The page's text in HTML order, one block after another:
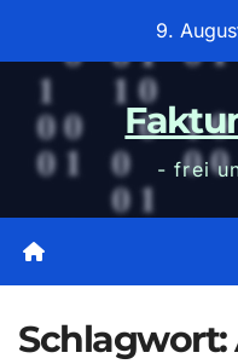
9.
- frei
Schlagwort: